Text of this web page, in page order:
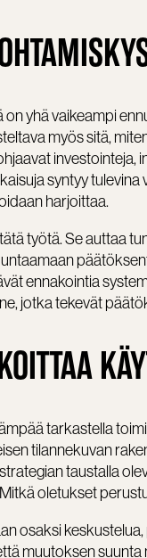
yhä vaikeampi
myös sitä,
syntyy
harjoittaa.
työtä. Se auttaa
ennakointia
jotka tekevät
tarkastella
tilannekuvan
taustalla
oletukset
osaksi
muutoksen